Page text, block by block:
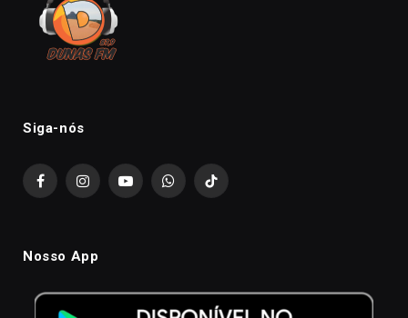
Siga-nós
FacebookInstagramYouTubeWhatsAppTikTok
Nosso App